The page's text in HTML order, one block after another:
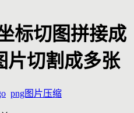
标切图拼接成
片切割成多张
png图片压缩